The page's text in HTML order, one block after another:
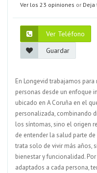
Ver los 23 opiniones or Deja
Ver Teléfono
Guardar
En Longevid trabajamos
personas desde un enfoque
ubicado en A Coruña en el
personalizada, combinando
los síntomas, sino el origen
de entender la salud parte
trata solo de vivir más años,
bienestar y funcionalidad.
adaptados a cada persona,